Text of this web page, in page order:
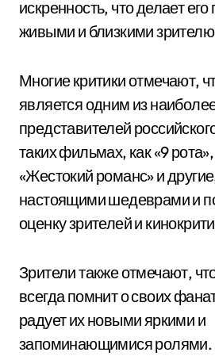
искренность, что делает
живыми и близкими
Многие критики отмечают,
является одним из
представителей
таких фильмах, как «9
«Жестокий романс» и
настоящими шедеврами и
оценку зрителей и
Зрители также отмечают,
всегда помнит о своих
радует их новыми яркими и
запоминающимися ролями.